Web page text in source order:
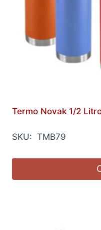
Termo Novak 1/2
SKU: TMB79